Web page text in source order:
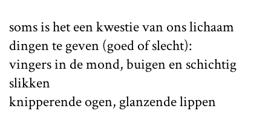
soms is het een kwestie van ons lichaam
dingen te geven (goed of slecht):
vingers in de mond, buigen en schichtig
slikken
knipperende ogen, glanzende lippen